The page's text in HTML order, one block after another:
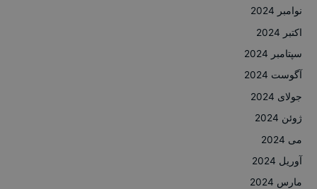
نوامبر 2024
اکتبر 2024
سپتامبر 2024
آگوست 2024
جولای 2024
ژوئن 2024
می 2024
آوریل 2024
مارس 2024